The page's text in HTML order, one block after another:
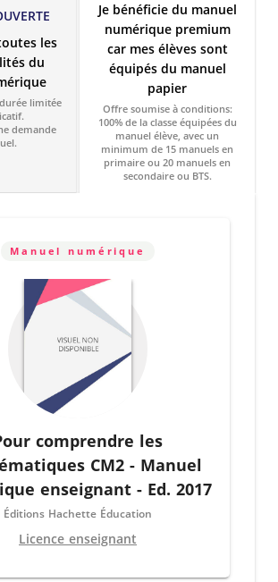
les
du
limitée
demande
Je bénéficie du manuel
numérique premium
car mes élèves sont
équipés du manuel
papier
Offre soumise à conditions:
100% de la classe équipées du
manuel élève, avec un
minimum de 15 manuels en
primaire ou 20 manuels en
secondaire ou BTS.
Manuel numérique
comprendre les
CM2 - Manuel
enseignant - Ed. 2017
Éditions Hachette Éducation
Licence enseignant